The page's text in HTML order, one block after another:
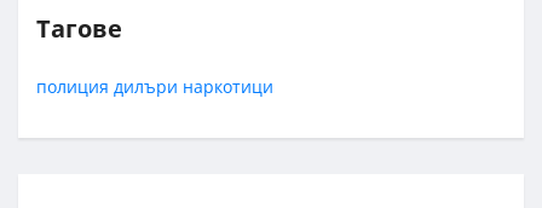
Тагове
полиция дилъри наркотици